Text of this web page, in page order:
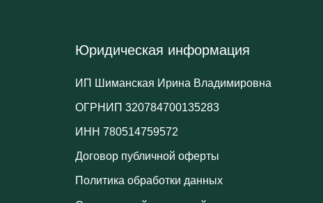
Юридическая информация
ИП Шиманская Ирина Владимировна
ОГРНИП 320784700135283
ИНН 780514759572
Договор публичной оферты
Политика обработки данных